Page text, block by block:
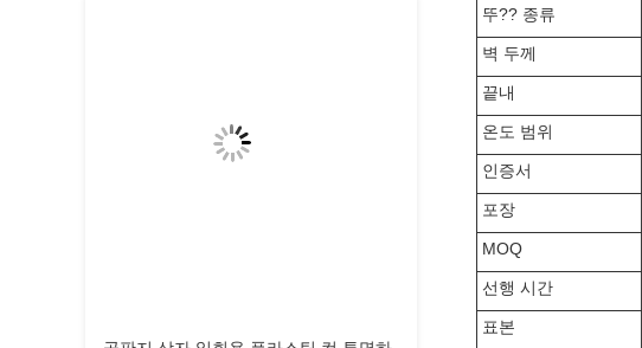
뚜?? 종류
벽 두께
끝내
온도 범위
인증서
포장
MOQ
선행 시간
표본